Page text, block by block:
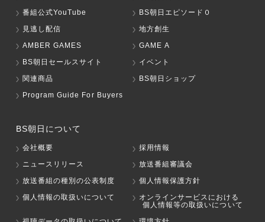
番組公式YouTube
BS朝日エピソード０
見逃し配信
地方創生
AMBER GAMES
GAME A
BS朝日セールスサイト
イベント
関連商品
BS朝日ショップ
Program Guide For Buyers
BS朝日について
会社概要
採用情報
ニュースリリース
放送番組審議会
放送番組の種別の公表制度
個人情報保護方針
個人情報の取扱いについて
オンラインサービスにおける
個人情報等の取扱いについて